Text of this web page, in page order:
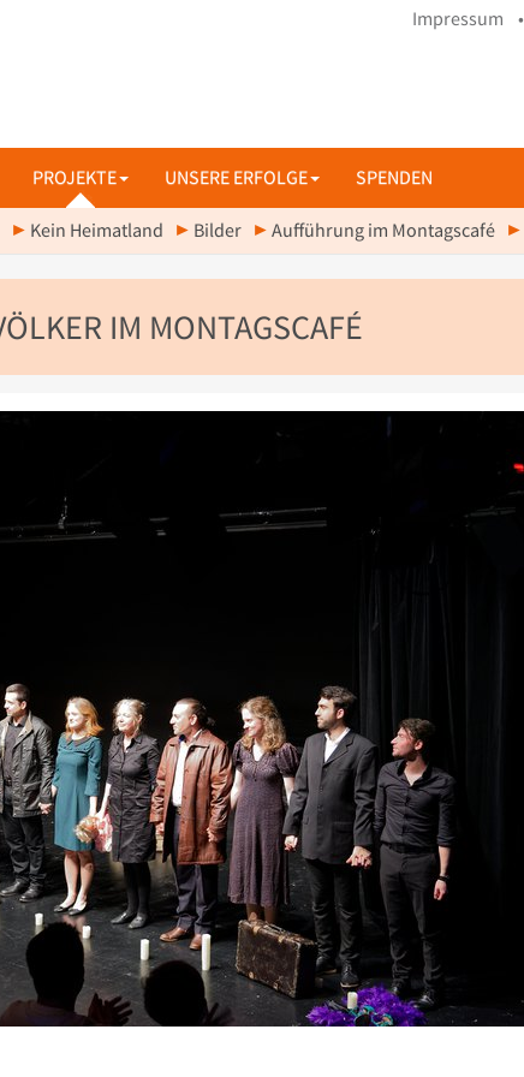
Impressum •
PROJEKTE UNSERE ERFOLGE SPENDEN
Kein Heimatland Bilder Aufführung im Montagscafé
IM MONTAGSCAFÉ